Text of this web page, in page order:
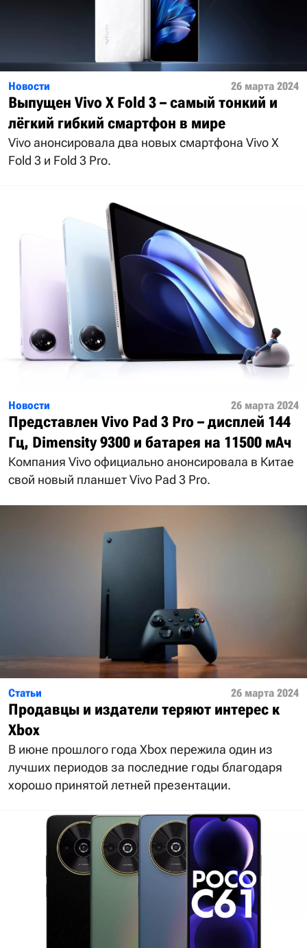
Новости 26 марта 2024
Выпущен Vivo X Fold 3 – самый тонкий и
лёгкий гибкий смартфон в мире
Vivo анонсировала два новых смартфона Vivo X
Fold 3 и Fold 3 Pro.
Новости 26 марта 2024
Представлен Vivo Pad 3 Pro – дисплей 144
Гц, Dimensity 9300 и батарея на 11500 мАч
Компания Vivo официально анонсировала в Китае
свой новый планшет Vivo Pad 3 Pro.
Статьи 26 марта 2024
Продавцы и издатели теряют интерес к
Xbox
В июне прошлого года Xbox пережила один из
лучших периодов за последние годы благодаря
хорошо принятой летней презентации.